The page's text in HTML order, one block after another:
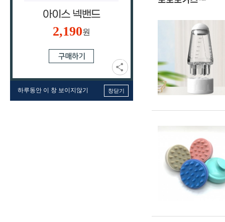
2,190원
하루동안 이 창 보이지않기 창닫기